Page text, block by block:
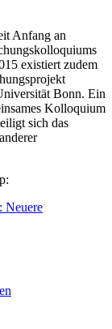
Anfang an
existiert zudem
Bonn. Ein
Kolloquium
sich das
Neuere